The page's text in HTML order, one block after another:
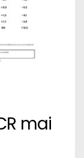
mai